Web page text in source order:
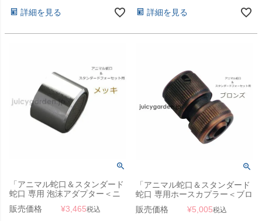
詳細を見る 詳細を見る
「アニマル蛇口＆スタンダード
蛇口 専用 泡沫アダプター＜ニ
ッケルメッキ＞」
販売価格 ¥3,465税込
「アニマル蛇口＆スタンダード
蛇口 専用ホースカプラー＜ブロ
ンズ＞」
販売価格 ¥5,005税込